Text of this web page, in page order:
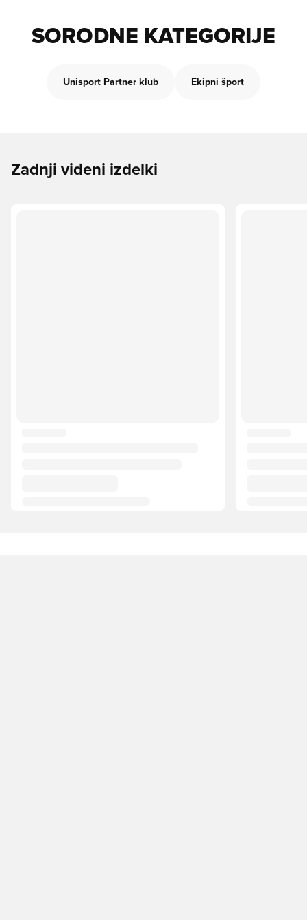
SORODNE KATEGORIJE
Unisport Partner klub Ekipni šport
Zadnji videni izdelki